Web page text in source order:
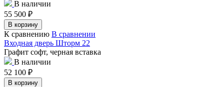
В наличии
55 500 ₽
В корзину
К сравнению В сравнении
Входная дверь Шторм 22
Графит софт, черная вставка
В наличии
52 100 ₽
В корзину